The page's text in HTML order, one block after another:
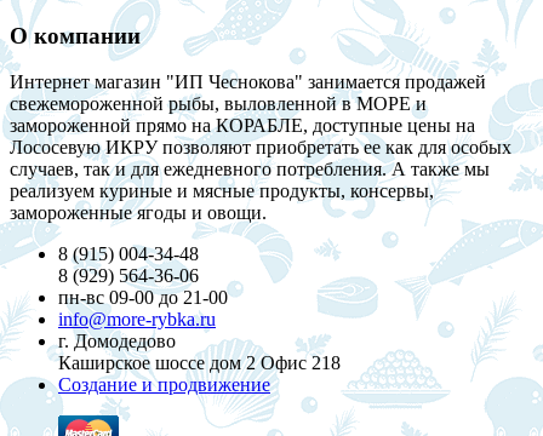
О компании
Интернет магазин "ИП Чеснокова" занимается продажей
свежемороженной рыбы, выловленной в МОРЕ и
замороженной прямо на КОРАБЛЕ, доступные цены на
Лососевую ИКРУ позволяют приобретать ее как для особых
случаев, так и для ежедневного потребления. А также мы
реализуем куриные и мясные продукты, консервы,
замороженные ягоды и овощи.
8 (915) 004-34-48
8 (929) 564-36-06
пн-вс 09-00 до 21-00
info@more-rybka.ru
г. Домодедово
Каширское шоссе дом 2 Офис 218
Создание и продвижение